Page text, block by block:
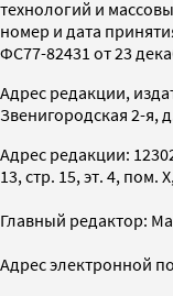
технологий и
номер и дата
ФС77-82431 от 23
Адрес редакции,
Звенигородская 2-я,
Адрес редакции:
13, стр. 15, эт. 4, пом.
Главный редактор:
Адрес электронной